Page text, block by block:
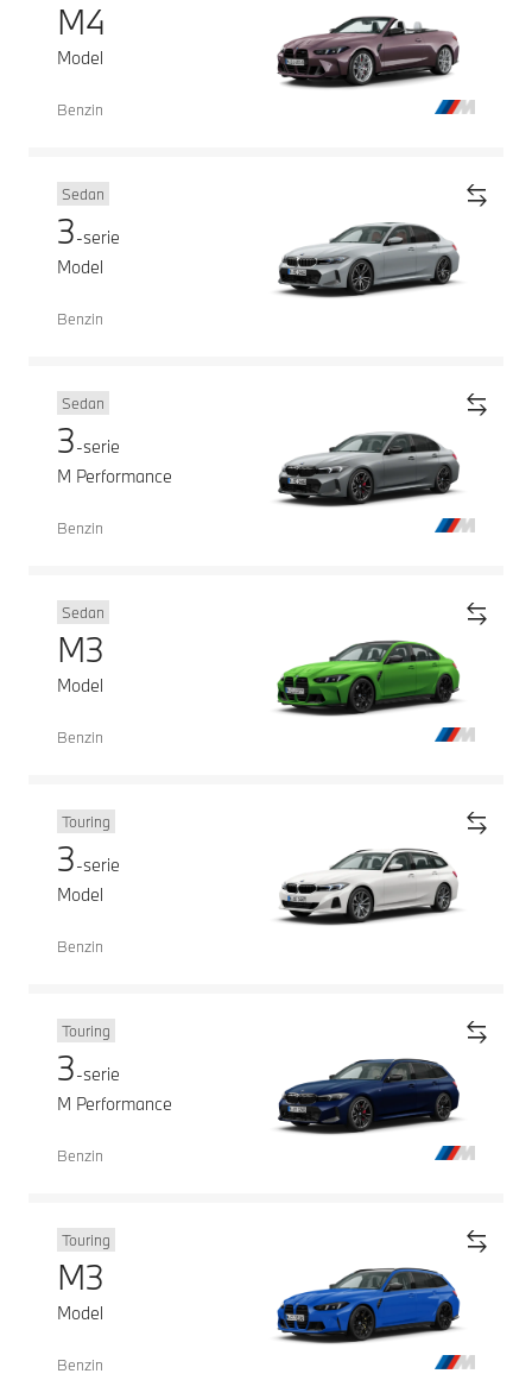
M4
Model
Benzin
Sedan
3-serie
Model
Benzin
Sedan
3-serie
M Performance
Benzin
Sedan
M3
Model
Benzin
Touring
3-serie
Model
Benzin
Touring
3-serie
M Performance
Benzin
Touring
M3
Model
Benzin